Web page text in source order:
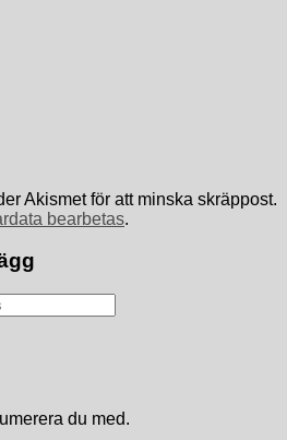
Akismet för att minska skräppost.
bearbetas.
du med.